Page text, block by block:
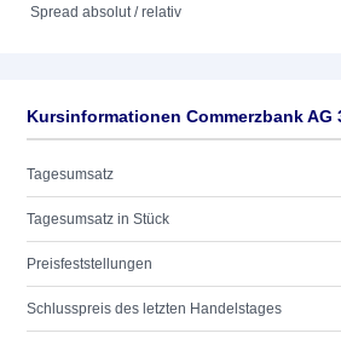
Spread absolut / relativ
Kursinformationen Commerzbank AG
Tagesumsatz
Tagesumsatz in Stück
Preisfeststellungen
Schlusspreis des letzten Handelstages